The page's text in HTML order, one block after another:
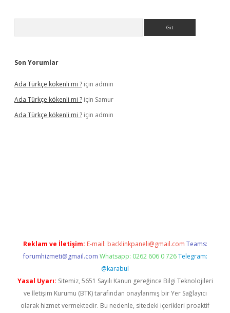
Son Yorumlar
Ada Türkçe kökenli mi ? için admin
Ada Türkçe kökenli mi ? için Samur
Ada Türkçe kökenli mi ? için admin
Reklam ve İletişim: E-mail: backlinkpaneli@gmail.com Teams:
forumhizmeti@gmail.com Whatsapp: 0262 606 0 726 Telegram:
@karabul
Yasal Uyarı: Sitemiz, 5651 Sayılı Kanun gereğince Bilgi Teknolojileri
ve İletişim Kurumu (BTK) tarafından onaylanmış bir Yer Sağlayıcı
olarak hizmet vermektedir. Bu nedenle, sitedeki içerikleri proaktif